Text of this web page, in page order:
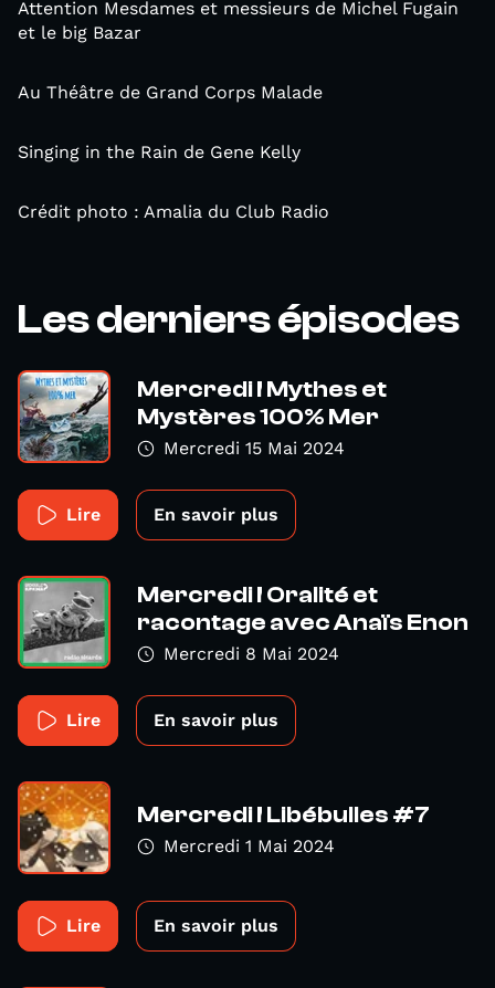
Attention Mesdames et messieurs de Michel Fugain
et le big Bazar
Au Théâtre de Grand Corps Malade
Singing in the Rain de Gene Kelly
Crédit photo : Amalia du Club Radio
Les derniers épisodes
Mercredi ! Mythes et
Mystères 100% Mer
Mercredi 15 Mai 2024
Lire En savoir plus
Mercredi ! Oralité et
racontage avec Anaïs Enon
Mercredi 8 Mai 2024
Lire En savoir plus
Mercredi ! Libébulles #7
Mercredi 1 Mai 2024
Lire En savoir plus